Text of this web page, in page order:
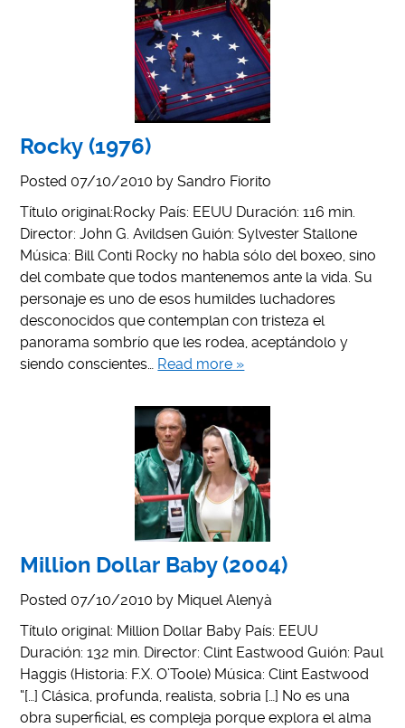
Rocky (1976)
Posted 07/10/2010 bySandro Fiorito
Título original:Rocky País: EEUU Duración: 116 min.
Director: John G. Avildsen Guión: Sylvester Stallone
Música: Bill Conti Rocky no habla sólo del boxeo, sino
del combate que todos mantenemos ante la vida. Su
personaje es uno de esos humildes luchadores
desconocidos que contemplan con tristeza el
panorama sombrío que les rodea, aceptándolo y
siendo conscientes… Read more »
Million Dollar Baby (2004)
Posted 07/10/2010 by Miquel Alenyà
Título original: Million Dollar Baby País: EEUU
Duración: 132 min. Director: Clint Eastwood Guión: Paul
Haggis (Historia: F.X. O’Toole) Música: Clint Eastwood
“[…] Clásica, profunda, realista, sobria […] No es una
obra superficial, es compleja porque explora el alma